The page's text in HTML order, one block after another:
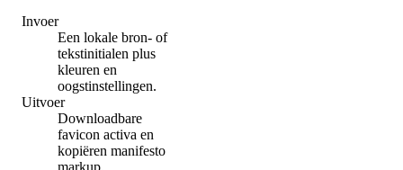
Invoer
Een lokale bron- of
tekstinitialen plus
kleuren en
oogstinstellingen.
Uitvoer
Downloadbare
favicon activa en
kopiëren manifesto